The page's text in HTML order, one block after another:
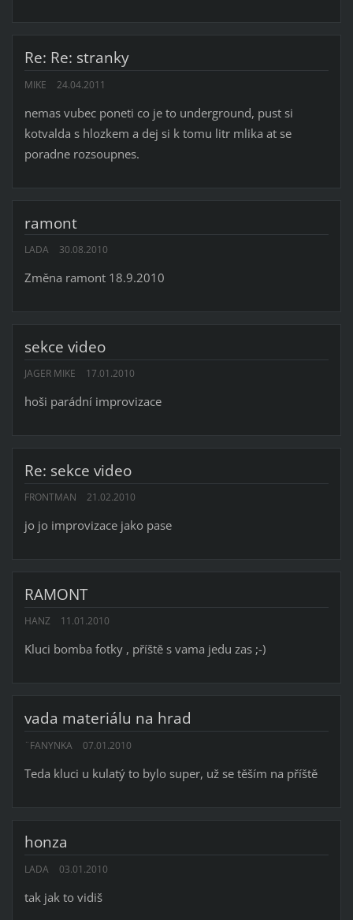
Re: Re: stranky
MIKE 24.04.2011
nemas vubec poneti co je to underground, pust si
kotvalda s hlozkem a dej si k tomu litr mlika at se
poradne rozsoupnes.
ramont
LADA 30.08.2010
Změna ramont 18.9.2010
sekce video
JAGER MIKE 17.01.2010
hoši parádní improvizace
Re: sekce video
FRONTMAN 21.02.2010
jo jo improvizace jako pase
RAMONT
HANZ 11.01.2010
Kluci bomba fotky , příště s vama jedu zas ;-)
vada materiálu na hrad
¨FANYNKA 07.01.2010
Teda kluci u kulatý to bylo super, už se těším na příště
honza
LADA 03.01.2010
tak jak to vidiš